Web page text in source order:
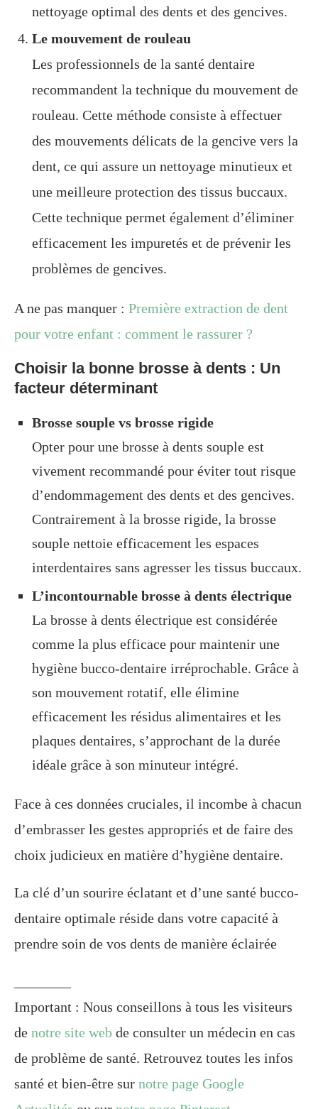
nettoyage optimal des dents et des gencives.
Le mouvement de rouleau
Les professionnels de la santé dentaire
recommandent la technique du mouvement de
rouleau. Cette méthode consiste à effectuer
des mouvements délicats de la gencive vers la
dent, ce qui assure un nettoyage minutieux et
une meilleure protection des tissus buccaux.
Cette technique permet également d’éliminer
efficacement les impuretés et de prévenir les
problèmes de gencives.
A ne pas manquer : Première extraction de dent
pour votre enfant : comment le rassurer ?
Choisir la bonne brosse à dents : Un
facteur déterminant
Brosse souple vs brosse rigide
Opter pour une brosse à dents souple est
vivement recommandé pour éviter tout risque
d’endommagement des dents et des gencives.
Contrairement à la brosse rigide, la brosse
souple nettoie efficacement les espaces
interdentaires sans agresser les tissus buccaux.
L’incontournable brosse à dents électrique
La brosse à dents électrique est considérée
comme la plus efficace pour maintenir une
hygiène bucco-dentaire irréprochable. Grâce à
son mouvement rotatif, elle élimine
efficacement les résidus alimentaires et les
plaques dentaires, s’approchant de la durée
idéale grâce à son minuteur intégré.
Face à ces données cruciales, il incombe à chacun
d’embrasser les gestes appropriés et de faire des
choix judicieux en matière d’hygiène dentaire.
La clé d’un sourire éclatant et d’une santé bucco-
dentaire optimale réside dans votre capacité à
prendre soin de vos dents de manière éclairée
Important : Nous conseillons à tous les visiteurs
de notre site web de consulter un médecin en cas
de problème de santé. Retrouvez toutes les infos
santé et bien-être sur notre page Google